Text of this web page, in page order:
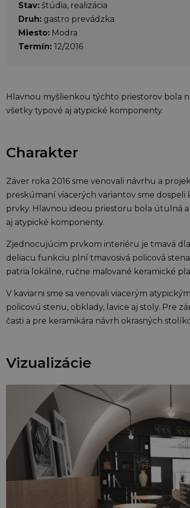
Stav: štúdia, realizácia
Druh: gastro prevádzka
Miesto: Modra
Termín: 12/2016
Hlavnou myšlienkou týchto priestorov bola
všetky typové aj atypické komponenty.
Charakter
Záver roka 2016 sme venovali návrhu a
preskúmaní viacerých variantov sme
prvky. Hlavnou ideou priestoru bola útulná
aj atypické komponenty.
Zjednocujúcim prvkom interiéru je tmavá
deliacu funkciu plní tmavosivá policová
patria lokálne, ručne maľované keramické
V kaviarni sme sa venovali viacerým
policovú stenu, obklady, lavice aj stoly. Pre
časti a pre keramikára návrh okrasných
Vizualizácie